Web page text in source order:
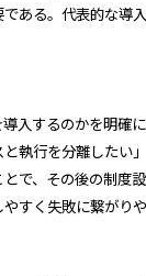
ある。代表的な導
入するのかを明確
執行を分離したい
で、その後の制度
すく失敗に繋がりや